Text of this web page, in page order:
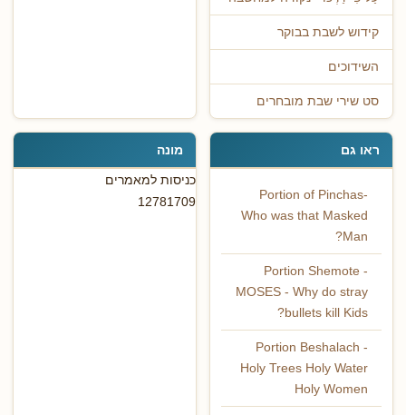
קידוש לשבת בבוקר
השידוכים
סט שירי שבת מובחרים
ראו גם
Portion of Pinchas-
Who was that Masked
Man?
Portion Shemote -
MOSES - Why do stray
bullets kill Kids?
Portion Beshalach -
Holy Trees Holy Water
Holy Women
מונה
כניסות למאמרים
12781709